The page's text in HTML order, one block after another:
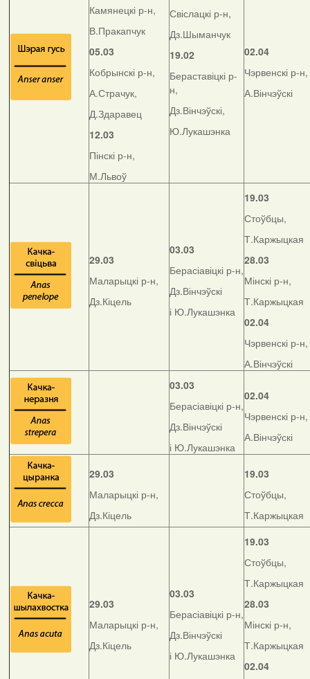
Камянецкі р-н,
В.Пракапчук
05.03
Кобрынскі р-н,
А.Страчук,
Д.Здаравец
12.03
Пінскі р-н,
М.Львоў
Свіслацкі р-н,
Дз.Шыманчук
19.02
Бераставіцкі р-
н,
Дз.Вінчэўскі,
Ю.Лукашэнка
02.04
Чэрвенскі р-н,
А.Вінчэўскі
29.03
Маларыцкі р-н,
Дз.Кіцель
03.03
Берасіавіцкі р-н,
Дз.Вінчэўскі
і Ю.Лукашэнка
19.03
Стоўбцы,
Т.Каржыцкая
28.03
Мінскі р-н,
Т.Каржыцкая
02.04
Чэрвенскі р-н,
А.Вінчэўскі
03.03
Берасіавіцкі р-н,
Дз.Вінчэўскі
і Ю.Лукашэнка
02.04
Чэрвенскі р-н,
А.Вінчэўскі
29.03
Маларыцкі р-н,
Дз.Кіцель
19.03
Стоўбцы,
Т.Каржыцкая
29.03
Маларыцкі р-н,
Дз.Кіцель
03.03
Берасіавіцкі р-н,
Дз.Вінчэўскі
і Ю.Лукашэнка
19.03
Стоўбцы,
Т.Каржыцкая
28.03
Мінскі р-н,
Т.Каржыцкая
02.04